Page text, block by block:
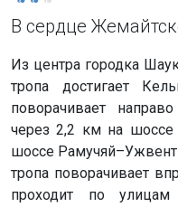
В сердце
Из центра городка
тропа достигает
поворачивает
через 2,2 км на
шоссе
тропа поворачивает
проходит по